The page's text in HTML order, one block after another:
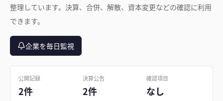
整理しています。決算、合併、解散、資本変更などの確認に利用
できます。
企業を毎日監視
公開記録
2件
決算公告
2件
確認項目
なし